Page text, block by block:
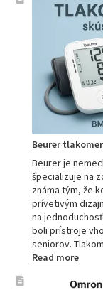
Beurer
Beurer je
špecializuje na
známa tým, že
prívetivým
na
boli prístroje
seniorov.
Read more: